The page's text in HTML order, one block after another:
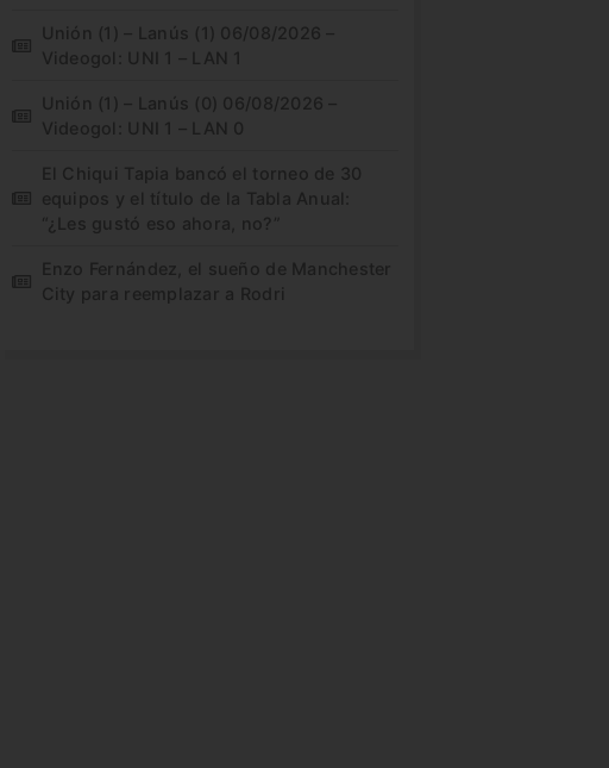
Unión (1) – Lanús (1) 06/08/2026 –
Videogol: UNI 1 – LAN 1
Unión (1) – Lanús (0) 06/08/2026 –
Videogol: UNI 1 – LAN 0
El Chiqui Tapia bancó el torneo de 30
equipos y el título de la Tabla Anual:
“¿Les gustó eso ahora, no?”
Enzo Fernández, el sueño de Manchester
City para reemplazar a Rodri